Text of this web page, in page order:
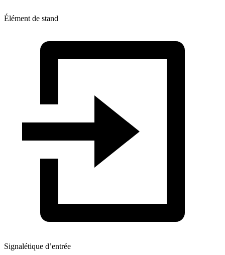
Élément de stand
Signalétique d’entrée